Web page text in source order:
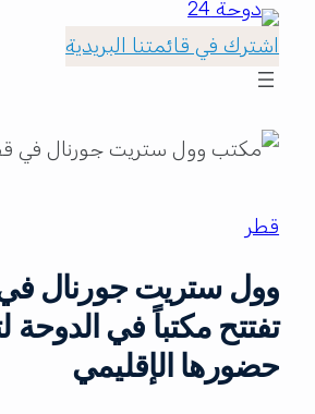
اشترك في قائمتنا البريدية
قطر
وول ستريت جورنال
تفتتح مكتباً في الدوحة
حضورها الإقليمي